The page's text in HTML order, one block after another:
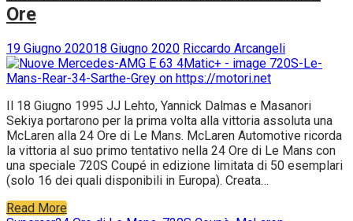
Ore
19 Giugno 202018 Giugno 2020 Riccardo Arcangeli
Il 18 Giugno 1995 JJ Lehto, Yannick Dalmas e Masanori
Sekiya portarono per la prima volta alla vittoria assoluta una
McLaren alla 24 Ore di Le Mans. McLaren Automotive ricorda
la vittoria al suo primo tentativo nella 24 Ore di Le Mans con
una speciale 720S Coupé in edizione limitata di 50 esemplari
(solo 16 dei quali disponibili in Europa). Creata…
Read More